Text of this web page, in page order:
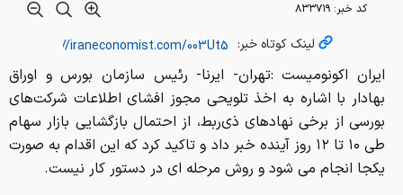
کد خبر: ۸۳۳۷۱۹
لینک کوتاه خبر:
ایران اکونومیست :تهران- ایرنا- رئیس سازمان بورس و اوراق
بهادار با اشاره به اخذ تلویحی مجوز افشای اطلاعات شرکت‌های
بورسی از برخی نهادهای ذی‌ربط، از احتمال بازگشایی بازار سهام
طی ۱۰ تا ۱۲ روز آینده خبر داد و تاکید کرد که این اقدام به صورت
یکجا انجام می شود و روش مرحله ای در دستور کار نیست.